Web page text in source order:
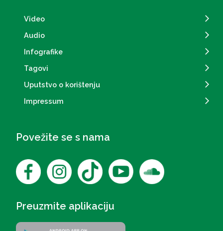
Video
Audio
Infografike
Tagovi
Uputstvo o korištenju
Impressum
Povežite se s nama
Preuzmite aplikaciju